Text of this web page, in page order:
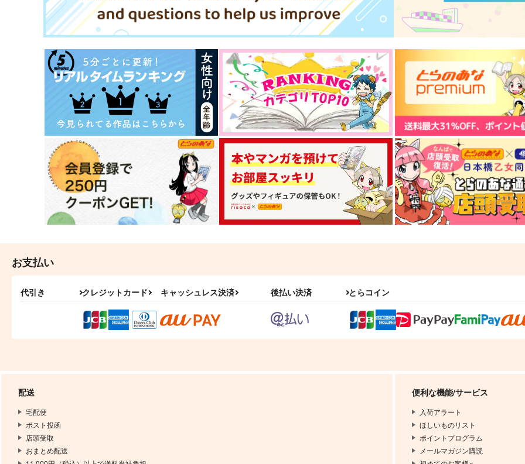
お支払い
代引き クレジットカード キャッシュレス決済 後払い決済 とらコイン
配送
宅配便
ポスト投函
店頭受取
おまとめ配送
便利な機能/サービス
入荷アラート
ほしいものリスト
ポイントプログラム
メールマガジン購読